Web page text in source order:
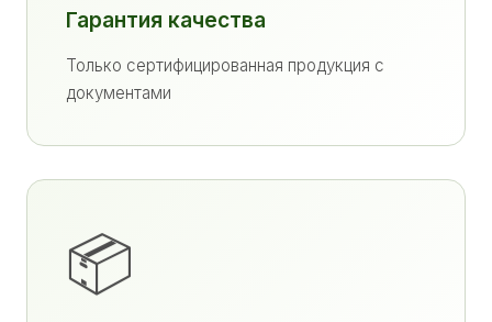
Гарантия качества
Только сертифицированная продукция с
документами
📦